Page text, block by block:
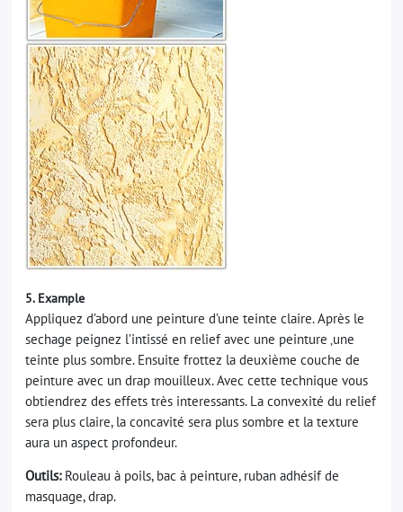
5. Example
Appliquez d’abord une peinture d’une teinte claire. Après le
sechage peignez l’intissé en relief avec une peinture ‚une
teinte plus sombre. Ensuite frottez la deuxième couche de
peinture avec un drap mouilleux. Avec cette technique vous
obtiendrez des effets très interessants. La convexité du relief
sera plus claire, la concavité sera plus sombre et la texture
aura un aspect profondeur.
Outils: Rouleau à poils, bac à peinture, ruban adhésif de
masquage, drap.